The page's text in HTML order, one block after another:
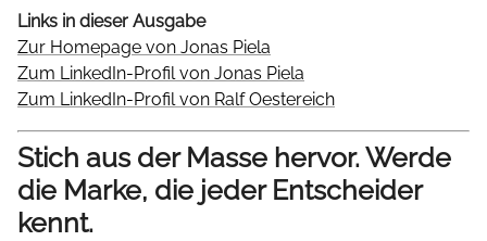
Links in dieser Ausgabe
Zur Homepage von Jonas Piela
Zum LinkedIn-Profil von Jonas Piela
Zum LinkedIn-Profil von Ralf Oestereich
Stich aus der Masse hervor. Werde
die Marke, die jeder Entscheider
kennt.